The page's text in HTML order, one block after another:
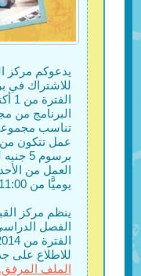
يدعوكم مركز
للاشتراك في
البرنامج من
تناسب
العمل من
يوميًّا من 11:00-10:00 ومن 11:30-12:30.
ينظم مركز
للاطلاع على
الملف المرفق.